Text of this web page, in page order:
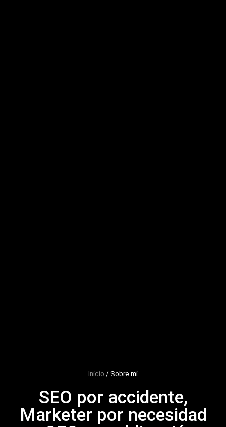
Inicio / Sobre mí
SEO por accidente,
Marketer por necesidad